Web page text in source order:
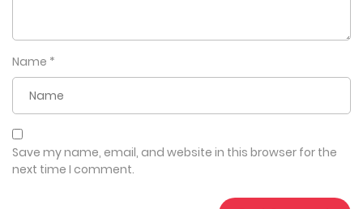
Name *
Save my name, email, and website in this browser for the
next time I comment.